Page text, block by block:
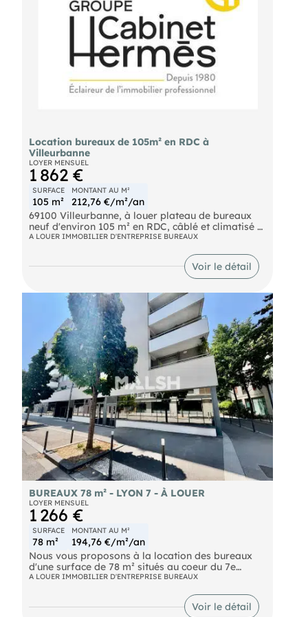
Location bureaux de 105m² en RDC à
Villeurbanne
LOYER MENSUEL
1 862 €
SURFACE
105 m²
MONTANT AU M²
212,76 €/m²/an
69100 Villeurbanne, à louer plateau de bureaux
neuf d'environ 105 m² en RDC, câblé et climatisé +
2 parking intérieur cour sécurisés. Disponible
A LOUER IMMOBILIER D'ENTREPRISE BUREAUX
Voir le détail
BUREAUX 78 m² - LYON 7 - À LOUER
LOYER MENSUEL
1 266 €
SURFACE
78 m²
MONTANT AU M²
194,76 €/m²/an
Nous vous proposons à la location des bureaux
d'une surface de 78 m² situés au coeur du 7e
arrondissement de Lyon. Le secteur se caractérise
optimale par les transports en commun. La
proximité immédiate de lignes de métro, du
A LOUER IMMOBILIER D'ENTREPRISE BUREAUX
Voir le détail